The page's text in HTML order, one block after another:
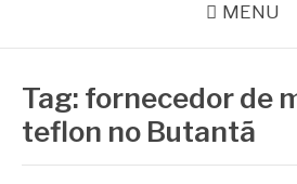
MENU
Tag: fornecedor de
teflon no Butantã